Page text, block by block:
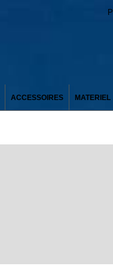
ACCESSOIRES MATERIEL